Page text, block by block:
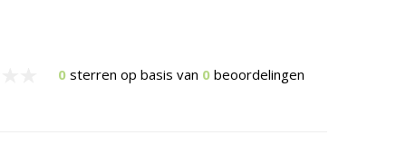
0 sterren op basis van 0 beoordelingen